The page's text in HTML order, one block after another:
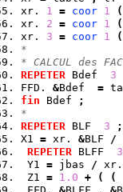
xr. 1 = coor 1
(
xr. 2 = coor 1
(
xr. 3 = coor 1
(
*
* CALCUL des
REPETER Bdef 3
FFD. &Bdef =
fin Bdef
;
*
REPETER BLF 3
;
X1 = xr. &BLF /
REPETER BLFF 3
Y1 = jbas /
Z1 = 1.0 + (
(